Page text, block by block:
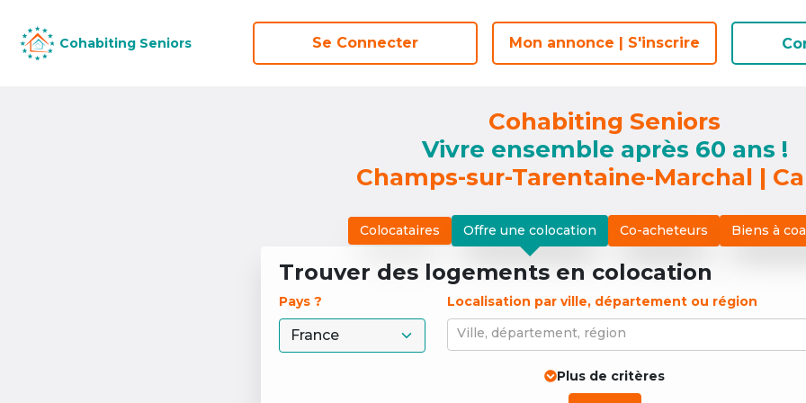
Cohabiting Seniors Se Connecter Mon annonce | S'inscrire
Cohabiting Seniors Se Connecter Mon annonce | S'inscrire
Cohabiting Seniors
Vivre ensemble après 60 ans !
Champs-sur-Tarentaine-Marchal |
Colocataires Offre une colocation Co-acheteurs Biens à
Trouver des logements en colocation
Pays ?
Localisation par ville, département ou région
Ville, département, région
Plus de critères